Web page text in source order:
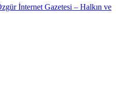
İnternet Gazetesi – Halkın ve